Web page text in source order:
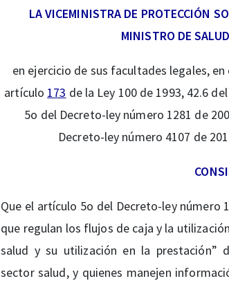
LA VICEMINISTRA DE PROTECCIÓN
MINISTRO DE
en ejercicio de sus facultades legales,
artículo 173 de la Ley 100 de 1993, 42.6
5o del Decreto-ley número 1281 de
Decreto-ley número 4107 de
Que el artículo 5o del Decreto-ley número
que regulan los flujos de caja y la
salud y su utilización en la prestación”
sector salud, y quienes manejen